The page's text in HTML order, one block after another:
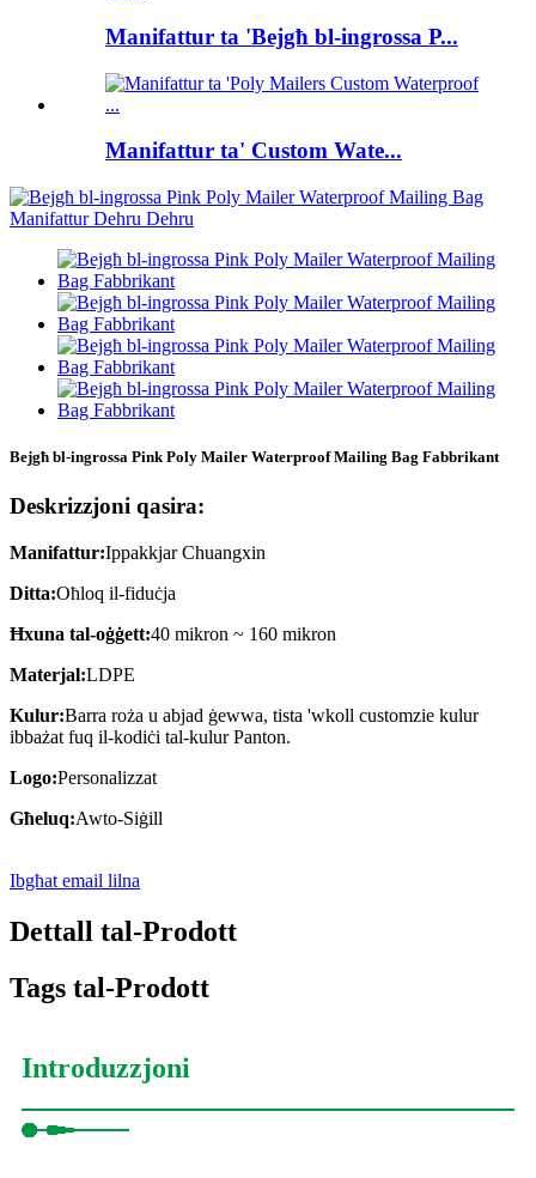
Manifattur ta 'Bejgħ bl-ingrossa P...
Manifattur ta' Custom Wate...
Bejgħ bl-ingrossa Pink Poly Mailer Waterproof Mailing Bag Fabbrikant
Deskrizzjoni qasira:
Manifattur:Ippakkjar Chuangxin
Ditta:Oħloq il-fiduċja
Ħxuna tal-oġġett:40 mikron ~ 160 mikron
Materjal:LDPE
Kulur:Barra roża u abjad ġewwa, tista 'wkoll customzie kulur
ibbażat fuq il-kodiċi tal-kulur Panton.
Logo:Personalizzat
Għeluq:Awto-Siġill
Ibgħat email lilna
Dettall tal-Prodott
Tags tal-Prodott
Introduzzjoni